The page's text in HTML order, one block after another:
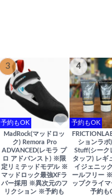
3
予約もOK
MadRock(マッドロッ
ク) Remora Pro
ADVANCED(レモラ プ
ロ アドバンスト) ※限
定リミテッドモデル ※
マッドロック最強XFラ
バー採用 ※異次元のフ
リクション ※予約も
4
予約もOK
ションラボ
Stuff(シーク
タッフ) レギ
イジェニッ
ールフリー
ップクライ
予約も